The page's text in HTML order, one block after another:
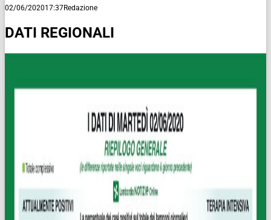
02/06/202017:37Redazione
DATI REGIONALI